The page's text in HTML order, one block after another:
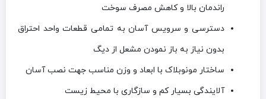
راندمان بالا و کاهش مصرف سوخت
دسترسی و سرویس آسان به تمامی قطعات واحد احتراق
بدون نیاز به باز نمودن مشعل از دیگ
ساختار مونوبلاک با ابعاد و وزن مناسب جهت نصب آسان
آلایندگی بسیار کم و سازگاری با محیط زیست